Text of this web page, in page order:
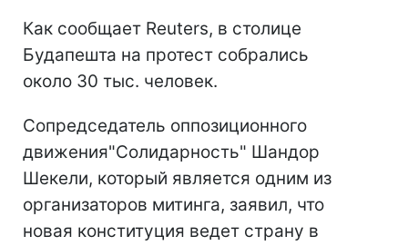
Как сообщает Reuters, в столице
Будапешта на протест собрались
около 30 тыс. человек.
Сопредседатель оппозиционного
движения"Солидарность" Шандор
Шекели, который является одним из
организаторов митинга, заявил, что
новая конституция ведет страну в